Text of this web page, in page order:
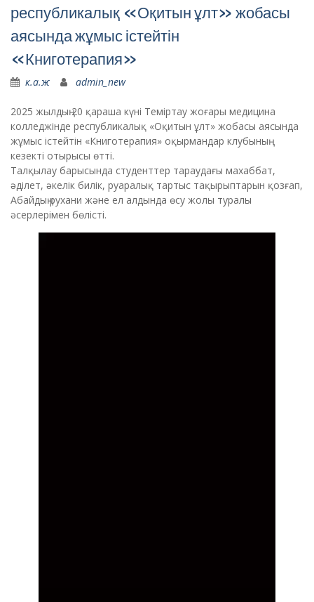
республикалық «Оқитын ұлт» жобасы
аясында жұмыс істейтін
«Книготерапия»
к.а.ж admin_new
2025 жылдың 20 қараша күні Теміртау жоғары медицина
колледжінде республикалық «Оқитын ұлт» жобасы аясында
жұмыс істейтін «Книготерапия» оқырмандар клубының
кезекті отырысы өтті.
Талқылау барысында студенттер тараудағы махаббат,
әділет, әкелік билік, руаралық тартыс тақырыптарын қозғап,
Абайдың рухани және ел алдында өсу жолы туралы
әсерлерімен бөлісті.